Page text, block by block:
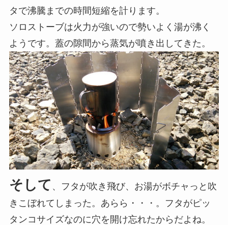
タで沸騰までの時間短縮を計ります。
ソロストーブは火力が強いので勢いよく湯が沸く
ようです。蓋の隙間から蒸気が噴き出してきた。
そして 、フタが吹き飛び、お湯がボチャっと吹
きこぼれてしまった。あらら・・・。フタがピッ
タンコサイズなのに穴を開け忘れたからだよね。